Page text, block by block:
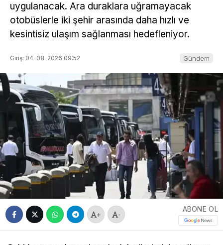
uygulanacak. Ara duraklara uğramayacak
otobüslerle iki şehir arasında daha hızlı ve
kesintisiz ulaşım sağlanması hedefleniyor.
Giriş: 04-08-2026 09:52 Gündem
+ -
ABONE OL